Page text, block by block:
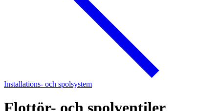
Installations- och spolsystem